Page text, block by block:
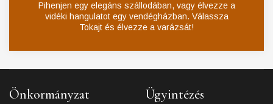
Pihenjen egy elegáns szállodában, vagy élvezze a
vidéki hangulatot egy vendégházban. Válassza
Tokajt és élvezze a varázsát!
Önkormányzat Ügyintézés